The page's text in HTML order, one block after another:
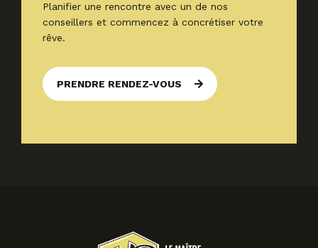
Planifier une rencontre avec un de nos
conseillers et commencez à concrétiser votre
rêve.
PRENDRE RENDEZ-VOUS